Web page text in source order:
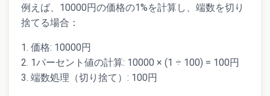
例えば、10000円の価格の1%を計算し、端数を切り
捨てる場合：
価格: 10000円
1パーセント値の計算: 10000 × (1 ÷ 100) = 100円
端数処理（切り捨て）: 100円